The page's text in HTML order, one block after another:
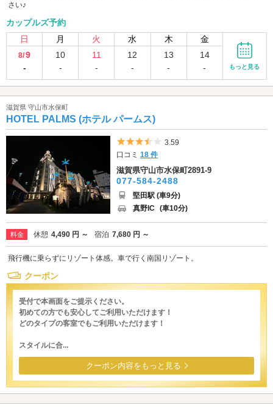
さい♪
カップルズ予約
日
月 火 水 木 金
8/9
-
10
-
11
-
12
-
13
-
14
-
もっと見る
滋賀県 守山市水保町
HOTEL PALMS (ホテル パームス)
5つ星のうち3.5
3.59
口コミ18 件
滋賀県守山市水保町2891-9
077-584-2488
堅田駅 (車9分)
真野IC (車10分)
料金 休憩 4,490 円 ～ 宿泊 7,680 円 ～
飛行機に乗らずにリゾート体感。車で行く南国リゾート。
クーポン
受付で本画面をご提示ください。
初めての方でも安心してご利用いただけます！
どのタイプの客室でもご利用いただけます！
スタイルに合...
クーポン内容をもっと見る